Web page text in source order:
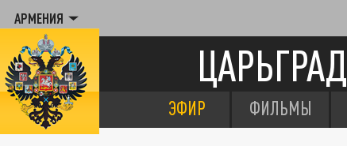
АРМЕНИЯ
ЦАРЬГРАД
ЭФИР ФИЛЬМЫ